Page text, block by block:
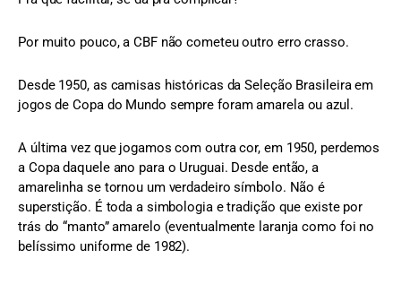
Por muito pouco, a CBF não cometeu outro erro crasso.
Desde 1950, as camisas históricas da Seleção Brasileira em
jogos de Copa do Mundo sempre foram amarela ou azul.
A última vez que jogamos com outra cor, em 1950, perdemos
a Copa daquele ano para o Uruguai. Desde então, a
amarelinha se tornou um verdadeiro símbolo. Não é
superstição. É toda a simbologia e tradição que existe por
trás do “manto” amarelo (eventualmente laranja como foi no
belíssimo uniforme de 1982).